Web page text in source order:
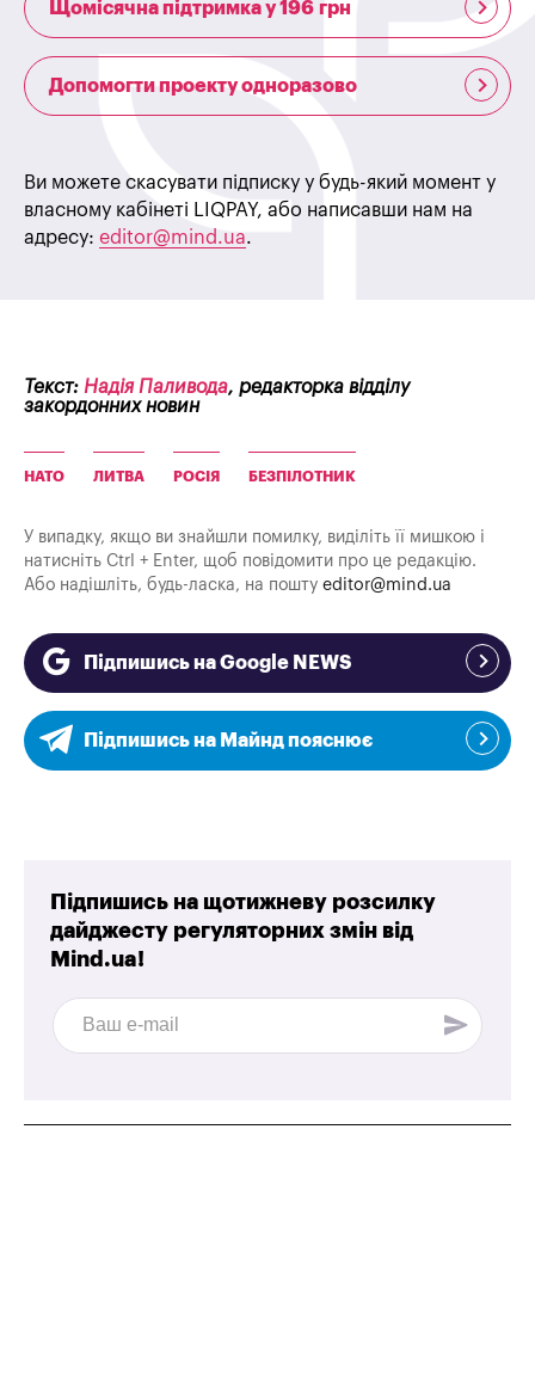
Щомісячна підтримка у 196 грн
Допомогти проекту одноразово
Ви можете скасувати підписку у будь-який момент у
власному кабінеті LIQPAY, або написавши нам на
адресу: editor@mind.ua.
Текст: Надія Паливода, редакторка відділу
закордонних новин
НАТО ЛИТВА РОСІЯ БЕЗПІЛОТНИК
У випадку, якщо ви знайшли помилку, виділіть її мишкою і
натисніть Ctrl + Enter, щоб повідомити про це редакцію.
Або надішліть, будь-ласка, на пошту editor@mind.ua
Підпишись на Google NEWS
Підпишись на Майнд пояснює
Підпишись на щотижневу розсилку
дайджесту регуляторних змін від
Mind.ua!